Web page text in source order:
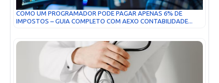
COMO UM PROGRAMADOR PODE PAGAR APENAS 6% DE
IMPOSTOS – GUIA COMPLETO COM AEXO CONTABILIDADE...